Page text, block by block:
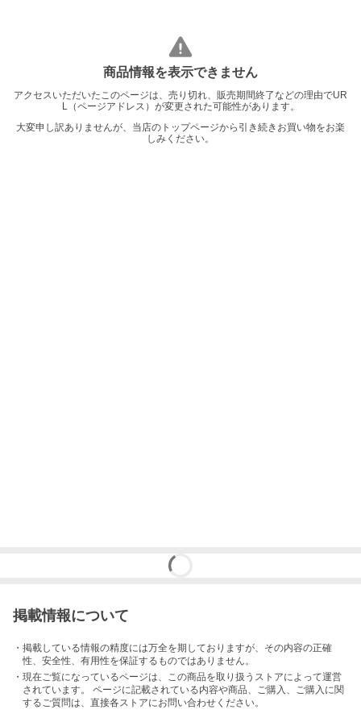
商品情報を表示できません
アクセスいただいたこのページは、売り切れ、販売期間終了などの理由でUR
L（ページアドレス）が変更された可能性があります。
大変申し訳ありませんが、当店のトップページから引き続きお買い物をお楽
しみください。
掲載情報について
・掲載している情報の精度には万全を期しておりますが、その内容の正確
性、安全性、有用性を保証するものではありません。
・現在ご覧になっているページは、この商品を取り扱うストアによって運営
されています。 ページに記載されている内容や商品、ご購入 、ご購入に関
するご質問は、直接各ストアにお問い合わせください。